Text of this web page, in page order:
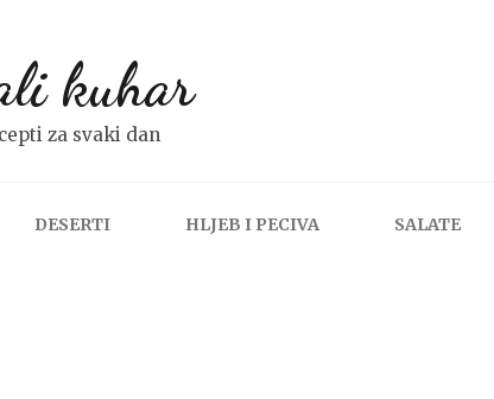
kuhar
za svaki dan
DESERTI HLJEB I PECIVA SALATE